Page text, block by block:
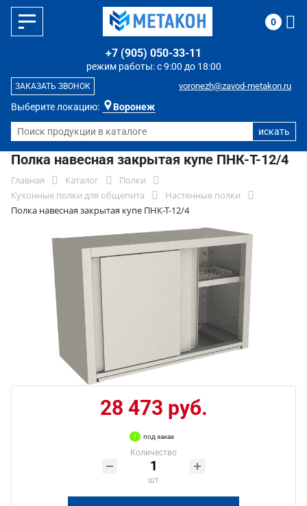
Выберите локацию: Воронеж
режим работы: с 9:00 до 18:00
+7 (905) 050-33-11
voronezh@zavod-metakon.ru
ЗАКАЗАТЬ ЗВОНОК
0
Полка навесная закрытая купе ПНК-Т-12/4
Главная Каталог
Полки
Кухонные полки для общепита
Настенные полки
Полка навесная закрытая купе ПНК-Т-12/4
28 473 руб.
под заказ
Количество
шт